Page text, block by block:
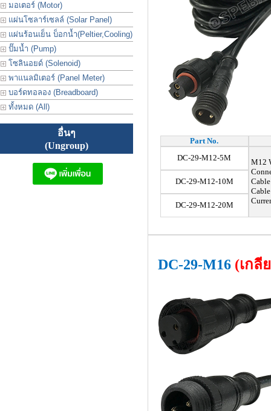
มอเตอร์ (Motor)
แผ่นโซลาร์เซลล์ (Solar Panel)
แผ่นร้อนเย็น บ็อกน้ำ(Peltier,Cooling)
ปั๊มน้ำ (Pump)
โซลินอยด์ (Solenoid)
พาแนลมิเตอร์ (Panel Meter)
บอร์ดทอลอง (Breadboard)
ทั้งหมด (All)
อื่นๆ
(Ungroup)
Part No.
DC-29-M12-5M
M12
DC-29-M12-10M
DC-29-M12-20M
DC-29-M16 (เกลี